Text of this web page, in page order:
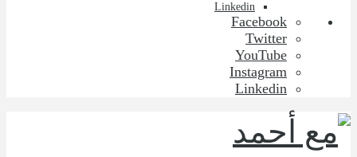
Linkedin
Facebook
Twitter
YouTube
Instagram
Linkedin